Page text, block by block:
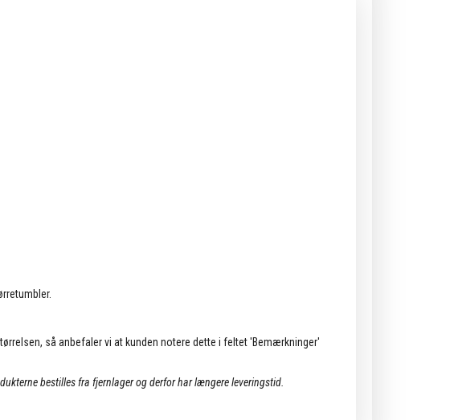
så anbefaler vi at kunden notere dette i feltet 'Bemærkninger'
bestilles fra fjernlager og derfor har længere leveringstid.